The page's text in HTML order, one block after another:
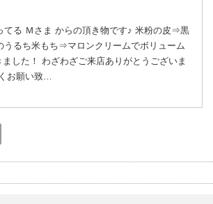
てる Ｍさま からの頂き物です♪ 米粉の皮⇒黒
うるち米もち⇒マロンクリームでボリューム
した！ わざわざご来店ありがとうございま
お願い致…